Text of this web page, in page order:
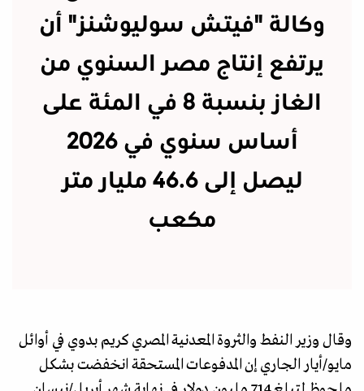
وكالة "فيتش سوليوشنز" أن
يرتفع إنتاج مصر السنوي من
الغاز بنسبة 8 في المئة على
أساس سنوي في 2026
ليصل إلى 46.6 مليار متر
مكعب
وقال وزير النفط والثروة المعدنية المصري كريم بدوي في أوائل
مايو/أيار الجاري إن المدفوعات المستحقة انخفضت بشكل